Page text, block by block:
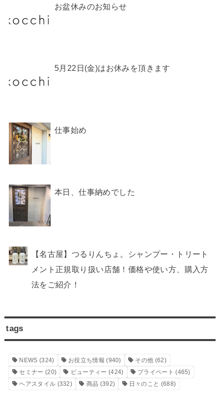
お盆休みのお知らせ
5月22日(金)はお休みを頂きます
仕事始め
本日、仕事納めでした
【名古屋】つるりんちょ。シャンプー・トリート
メント正規取り扱い店舗！価格や使い方、購入方
法をご紹介！
tags
NEWS (324) お役立ち情報 (940) その他 (62)
セミナー (20) ビューティー (424) プライベート (465)
ヘアスタイル (332) 商品 (392) 日々のこと (688)